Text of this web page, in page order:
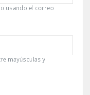
usando el correo
mayúsculas y